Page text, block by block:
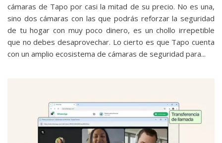
cámaras de Tapo por casi la mitad de su precio. No es una,
sino dos cámaras con las que podrás reforzar la seguridad
de tu hogar con muy poco dinero, es un chollo irrepetible
que no debes desaprovechar. Lo cierto es que Tapo cuenta
con un amplio ecosistema de cámaras de seguridad‎ para...